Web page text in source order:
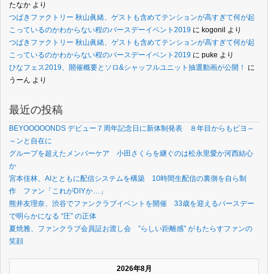
たなか より
つばきファクトリー 秋山眞緒、ゲストも含めてテンションが高すぎて何が起
こっているのかわからない程のバースデーイベント2019 に kogonil より
つばきファクトリー 秋山眞緒、ゲストも含めてテンションが高すぎて何が起
こっているのかわからない程のバースデーイベント2019 に puke より
ひなフェス2019、開催概要とソロ&シャッフルユニット抽選動画が公開！
に
うーん より
最近の投稿
BEYOOOOONDS デビュー７周年記念日に新体制発表 ８年目からもビヨ～
～ンと自在に
グループを超えたメンバーケア 小田さくらを継ぐのは松永里愛か河西結心
か
宮本佳林、AIとともに配信システムを構築 10時間生配信の裏側を自ら制
作 ファン「これがDIYか…」
熊井友理奈、渋谷でファンクラブイベントを開催 33歳を迎えるバースデー
で明らかになる “圧” の正体
夏焼雅、ファンクラブ会員証お渡し会 ”らしい距離感” がもたらすファンの
笑顔
2026年8月